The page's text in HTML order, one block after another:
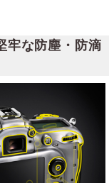
牢な防塵・防滴